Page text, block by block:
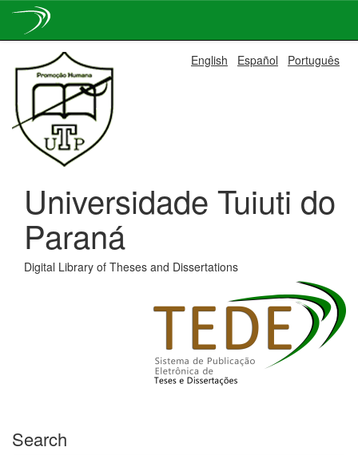
navigation
English Español Português
Universidade Tuiuti do
Paraná
Digital Library of Theses and Dissertations
Search